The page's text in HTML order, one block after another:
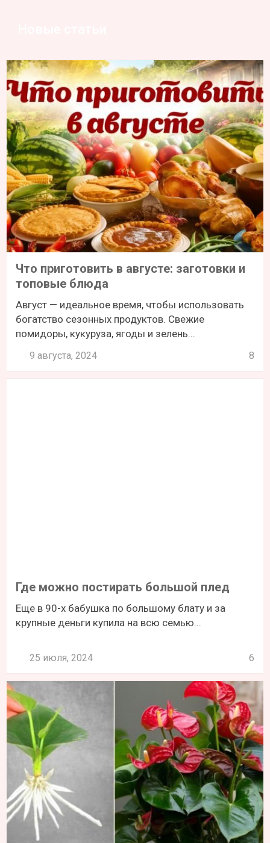
Что приготовить в августе: заготовки и
топовые блюда
Август — идеальное время, чтобы использовать
богатство сезонных продуктов. Свежие
помидоры, кукуруза, ягоды и зелень...
9 августа, 2024 8
Где можно постирать большой плед
Еще в 90-х бабушка по большому блату и за
крупные деньги купила на всю семью...
25 июля, 2024 6